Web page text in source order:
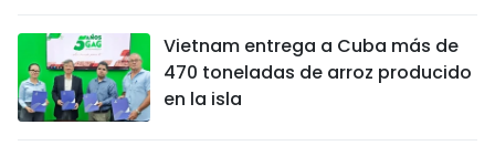
Vietnam entrega a Cuba más de
470 toneladas de arroz producido
en la isla